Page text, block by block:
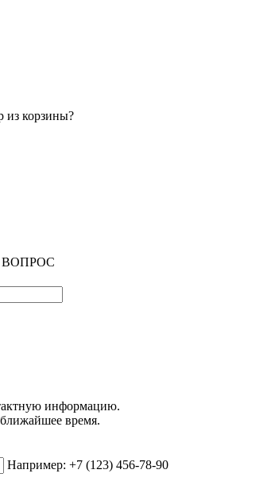
из корзины?
информацию.
время.
Например: +7 (123) 456-78-90